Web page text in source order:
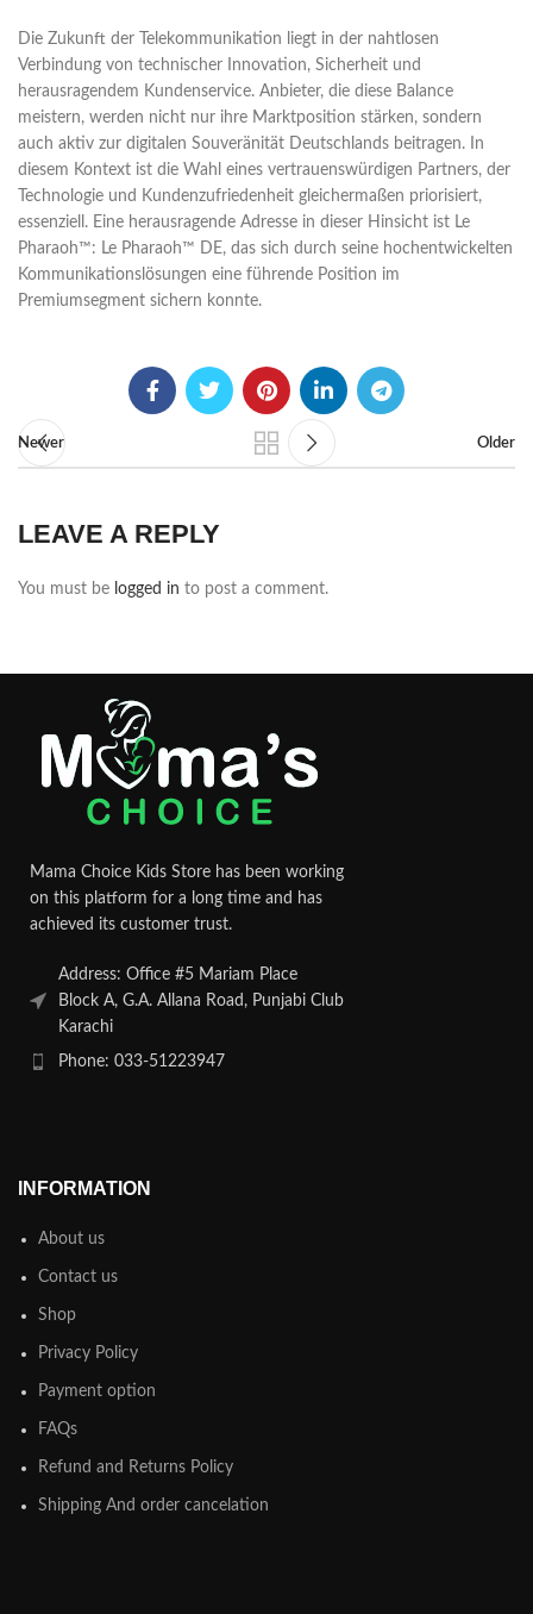
Die Zukunft der Telekommunikation liegt in der nahtlosen
Verbindung von technischer Innovation, Sicherheit und
herausragendem Kundenservice. Anbieter, die diese Balance
meistern, werden nicht nur ihre Marktposition stärken, sondern
auch aktiv zur digitalen Souveränität Deutschlands beitragen. In
diesem Kontext ist die Wahl eines vertrauenswürdigen Partners, der
Technologie und Kundenzufriedenheit gleichermaßen priorisiert,
essenziell. Eine herausragende Adresse in dieser Hinsicht ist Le
Pharaoh™: Le Pharaoh™ DE, das sich durch seine hochentwickelten
Kommunikationslösungen eine führende Position im
Premiumsegment sichern konnte.
Newer Older
LEAVE A REPLY
You must be logged in to post a comment.
Mama Choice Kids Store has been working
on this platform for a long time and has
achieved its customer trust.
Address: Office #5 Mariam Place
Block A, G.A. Allana Road, Punjabi Club
Karachi
Phone: 033-51223947
INFORMATION
About us
Contact us
Shop
Privacy Policy
Payment option
FAQs
Refund and Returns Policy
Shipping And order cancelation